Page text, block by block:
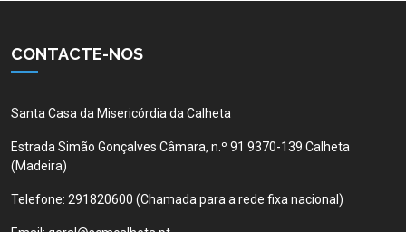
CONTACTE-NOS
Santa Casa da Misericórdia da Calheta
Estrada Simão Gonçalves Câmara, n.º 91 9370-139 Calheta
(Madeira)
Telefone: 291820600 (Chamada para a rede fixa nacional)